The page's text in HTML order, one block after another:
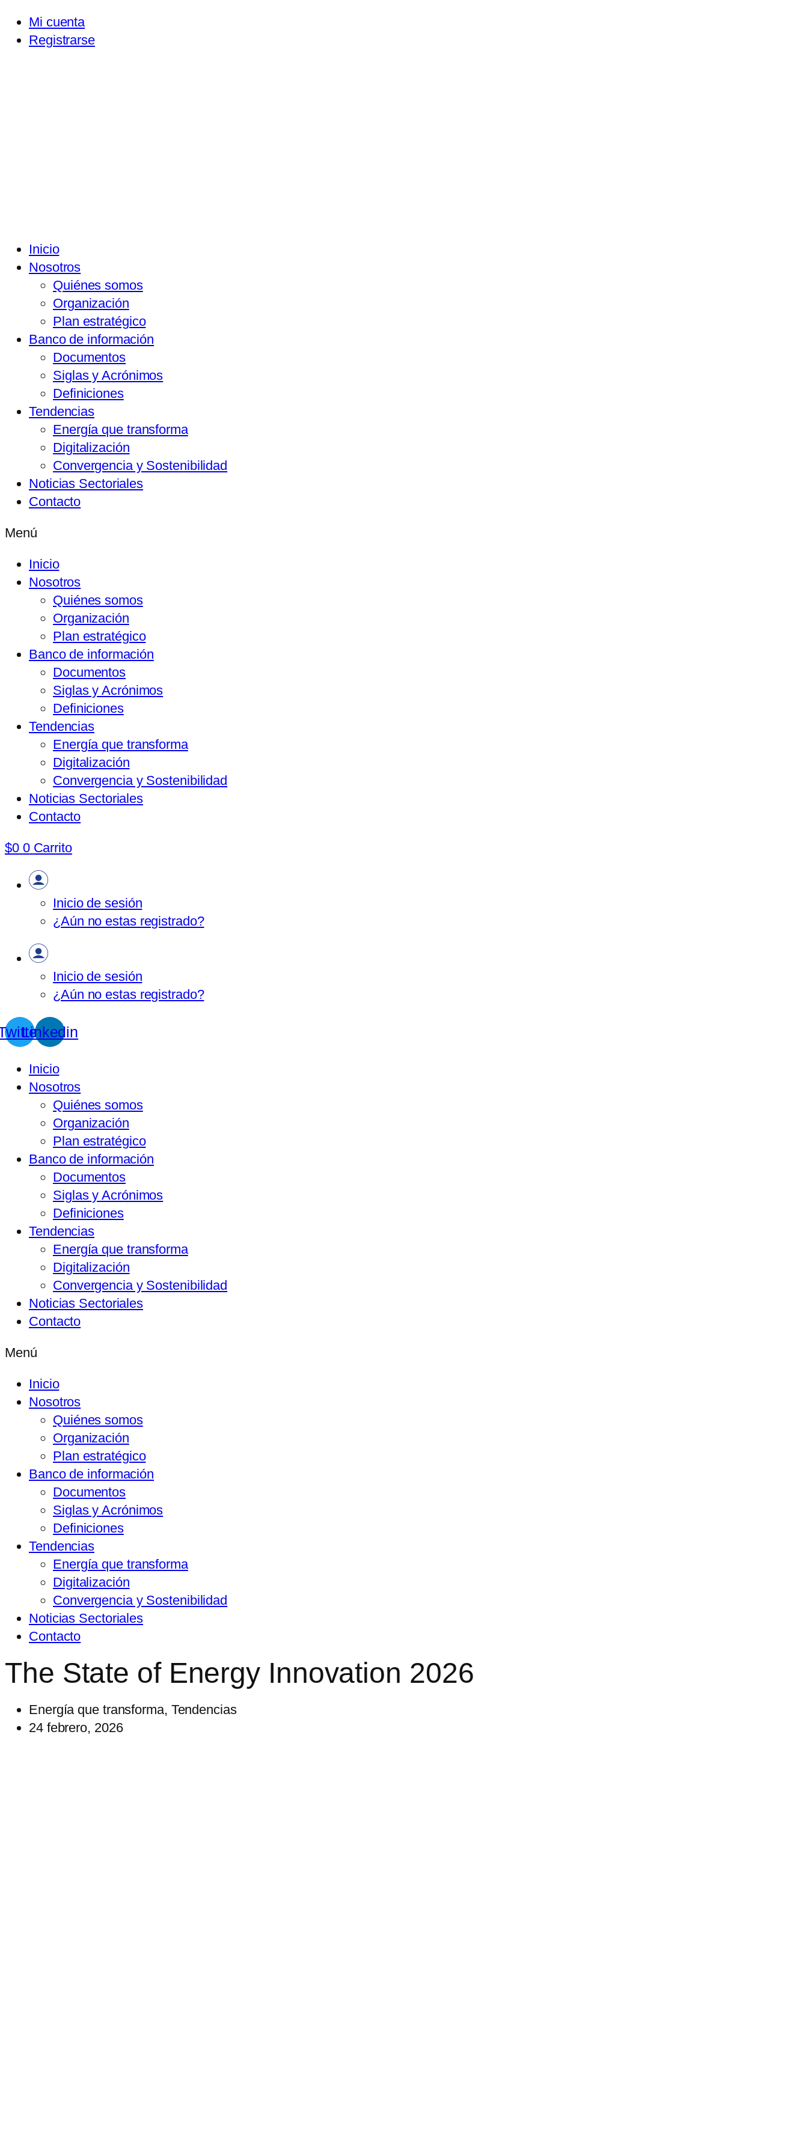
Mi cuenta
Registrarse
Inicio
Nosotros
Quiénes somos
Organización
Plan estratégico
Banco de información
Documentos
Siglas y Acrónimos
Definiciones
Tendencias
Energía que transforma
Digitalización
Convergencia y Sostenibilidad
Noticias Sectoriales
Contacto
Menú
Inicio
Nosotros
Quiénes somos
Organización
Plan estratégico
Banco de información
Documentos
Siglas y Acrónimos
Definiciones
Tendencias
Energía que transforma
Digitalización
Convergencia y Sostenibilidad
Noticias Sectoriales
Contacto
$0 0 Carrito
Inicio de sesión
¿Aún no estas registrado?
Inicio de sesión
¿Aún no estas registrado?
Linkedin
Inicio
Nosotros
Quiénes somos
Organización
Plan estratégico
Banco de información
Documentos
Siglas y Acrónimos
Definiciones
Tendencias
Energía que transforma
Digitalización
Convergencia y Sostenibilidad
Noticias Sectoriales
Contacto
Menú
Inicio
Nosotros
Quiénes somos
Organización
Plan estratégico
Banco de información
Documentos
Siglas y Acrónimos
Definiciones
Tendencias
Energía que transforma
Digitalización
Convergencia y Sostenibilidad
Noticias Sectoriales
Contacto
The State of Energy Innovation 2026
Energía que transforma, Tendencias
24 febrero, 2026